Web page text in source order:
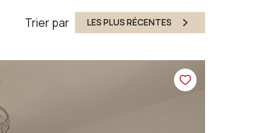
Trier par LES PLUS RÉCENTES